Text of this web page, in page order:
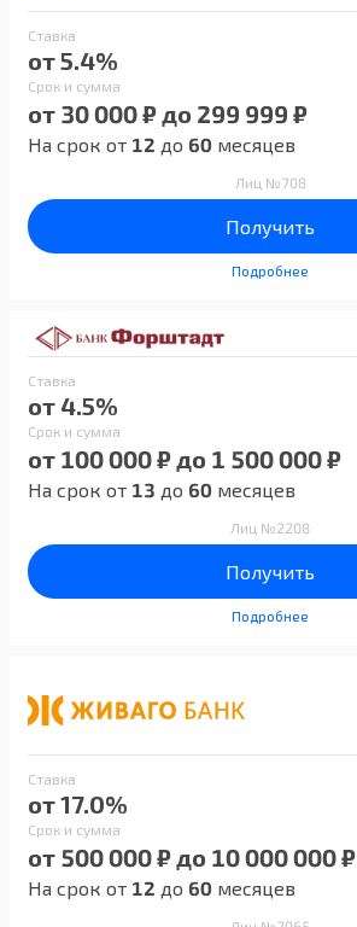
Ставка
от 5.4%
Срок и сумма
от 30 000 ₽ до 299 999 ₽
На срок от 12 до 60 месяцев
Лиц №708
Получить
Подробнее
Ставка
от 4.5%
Срок и сумма
от 100 000 ₽ до 1 500 000 ₽
На срок от 13 до 60 месяцев
Лиц №2208
Получить
Подробнее
Ставка
от 17.0%
Срок и сумма
от 500 000 ₽ до 10 000 000 ₽
На срок от 12 до 60 месяцев